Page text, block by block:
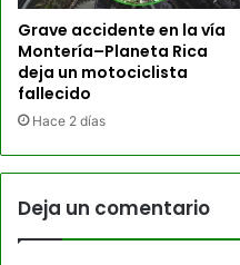
Grave accidente en la vía
Montería–Planeta Rica
deja un motociclista
fallecido
Hace 2 días
Deja un comentario